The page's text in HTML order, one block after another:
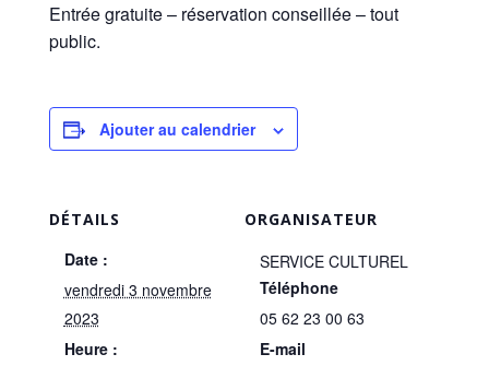
Entrée gratuite – réservation conseillée – tout
public.
Ajouter au calendrier
DÉTAILS
Date :
vendredi 3 novembre
2023
Heure :
ORGANISATEUR
SERVICE CULTUREL
Téléphone
05 62 23 00 63
E-mail